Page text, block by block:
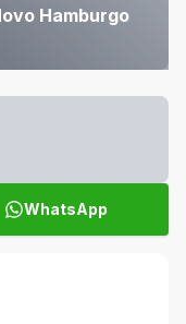
Hamburgo
WhatsApp